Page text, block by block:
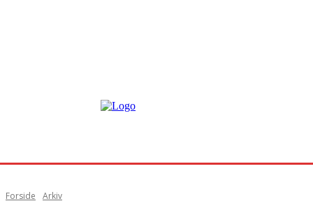
Forside Arkiv